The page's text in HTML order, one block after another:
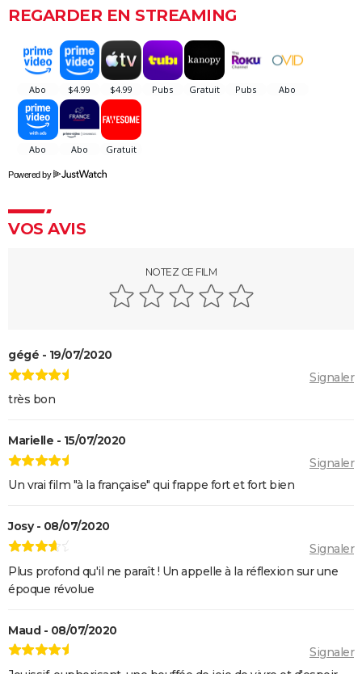
The French Dispatch : faut-il voir le dernier Wes
Anderson ? Critiques
La Traversée
Gaston Lagaffe : intrigue, avis, streaming... Tout sur
l'adaptation de la BD culte
REGARDER EN STREAMING
Powered by
VOS AVIS
NOTEZ CE FILM
gégé - 19/07/2020
Signaler
très bon
Marielle - 15/07/2020
Signaler
Un vrai film "à la française" qui frappe fort et fort bien
Josy - 08/07/2020
Signaler
Plus profond qu'il ne paraît ! Un appelle à la réflexion sur une
époque révolue
Maud - 08/07/2020
Signaler